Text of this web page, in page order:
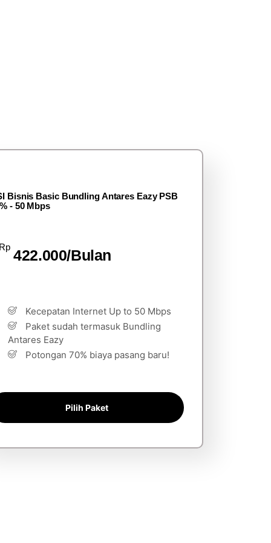
Bisnis Basic Bundling Antares Eazy PSB
- 50 Mbps
Rp 422.000/Bulan
Kecepatan Internet Up to 50 Mbps
Paket sudah termasuk Bundling
Antares Eazy
Potongan 70% biaya pasang baru!
Pilih Paket